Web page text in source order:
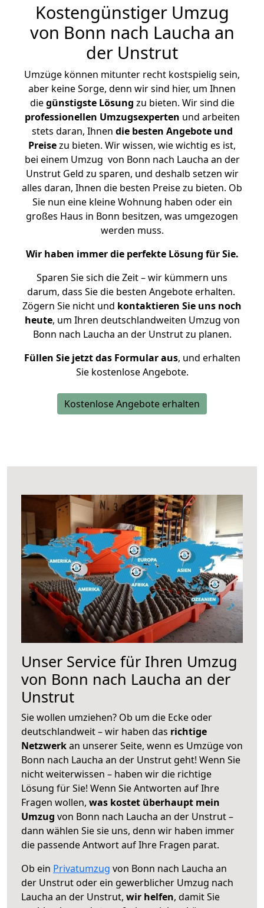
Kostengünstiger Umzug
von Bonn nach Laucha an
der Unstrut
Umzüge können mitunter recht kostspielig sein,
aber keine Sorge, denn wir sind hier, um Ihnen
diegünstigste Lösung zu bieten. Wir sind die
professionellen Umzugsexperten und arbeiten
stets daran, Ihnen die besten Angebote und
Preisezu bieten. Wir wissen, wie wichtig es ist,
bei einem Umzug von Bonn nach Laucha an der
Unstrut Geld zu sparen, und deshalb setzen wir
alles daran, Ihnen die besten Preise zu bieten. Ob
Sie nun eine kleine Wohnung haben oder ein
großes Haus in Bonn besitzen, was umgezogen
werden muss.
Wir haben immer die perfekte Lösung für Sie.
Sparen Sie sich die Zeit – wir kümmern uns
darum, dass Sie die besten Angebote erhalten.
Zögern Sie nicht und kontaktieren Sie uns noch
heute, um Ihren deutschlandweiten Umzug von
Bonn nach Laucha an der Unstrut zu planen.
Füllen Sie jetzt das Formular aus, und erhalten
Sie kostenlose Angebote.
Kostenlose Angebote erhalten
Unser Service für Ihren Umzug
von Bonn nach Laucha an der
Unstrut
Sie wollen umziehen? Ob um die Ecke oder
deutschlandweit – wir haben das richtige
Netzwerkan unserer Seite, wenn es Umzüge von
Bonn nach Laucha an der Unstrut geht! Wenn Sie
nicht weiterwissen – haben wir die richtige
Lösung für Sie! Wenn Sie Antworten auf Ihre
Fragen wollen, was kostet überhaupt mein
Umzug von Bonn nach Laucha an der Unstrut –
dann wählen Sie sie uns, denn wir haben immer
die passende Antwort auf Ihre Fragen parat.
Ob ein Privatumzug von Bonn nach Laucha an
der Unstrut oder ein gewerblicher Umzug nach
Laucha an der Unstrut, wir helfen, damit Sie